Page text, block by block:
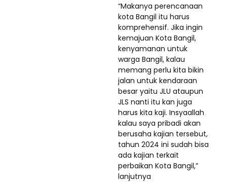
“Makanya perencanaan
kota Bangil itu harus
komprehensif. Jika ingin
kemajuan Kota Bangil,
kenyamanan untuk
warga Bangil, kalau
memang perlu kita bikin
jalan untuk kendaraan
besar yaitu JLU ataupun
JLS nanti itu kan juga
harus kita kaji. Insyaallah
kalau saya pribadi akan
berusaha kajian tersebut,
tahun 2024 ini sudah bisa
ada kajian terkait
perbaikan Kota Bangil,”
lanjutnya